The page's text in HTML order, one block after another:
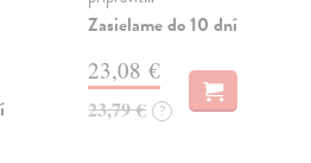
Zasielame do 10 dní
23,08 €
23,79 € ?